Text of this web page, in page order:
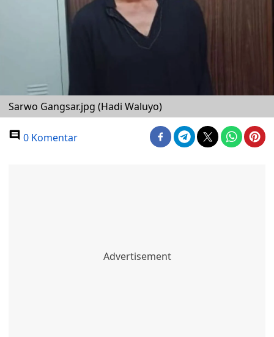
Sarwo Gangsar.jpg (Hadi Waluyo)
0 Komentar